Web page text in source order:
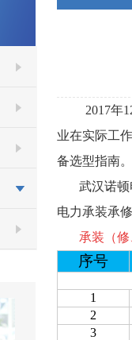
2017年
业在实际工
备选型指南。
武汉诺顿电
电力承装承
承装（
序号
1
2
3